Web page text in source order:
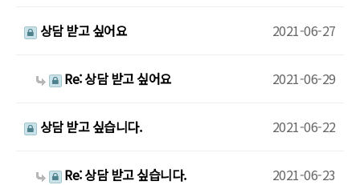
상담 받고 싶어요 2021-06-27
Re: 상담 받고 싶어요 2021-06-29
상담 받고 싶습니다. 2021-06-22
Re: 상담 받고 싶습니다. 2021-06-23